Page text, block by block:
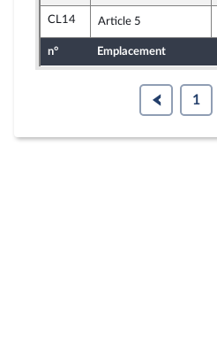
CL14 Article 5
n° Emplacement
1